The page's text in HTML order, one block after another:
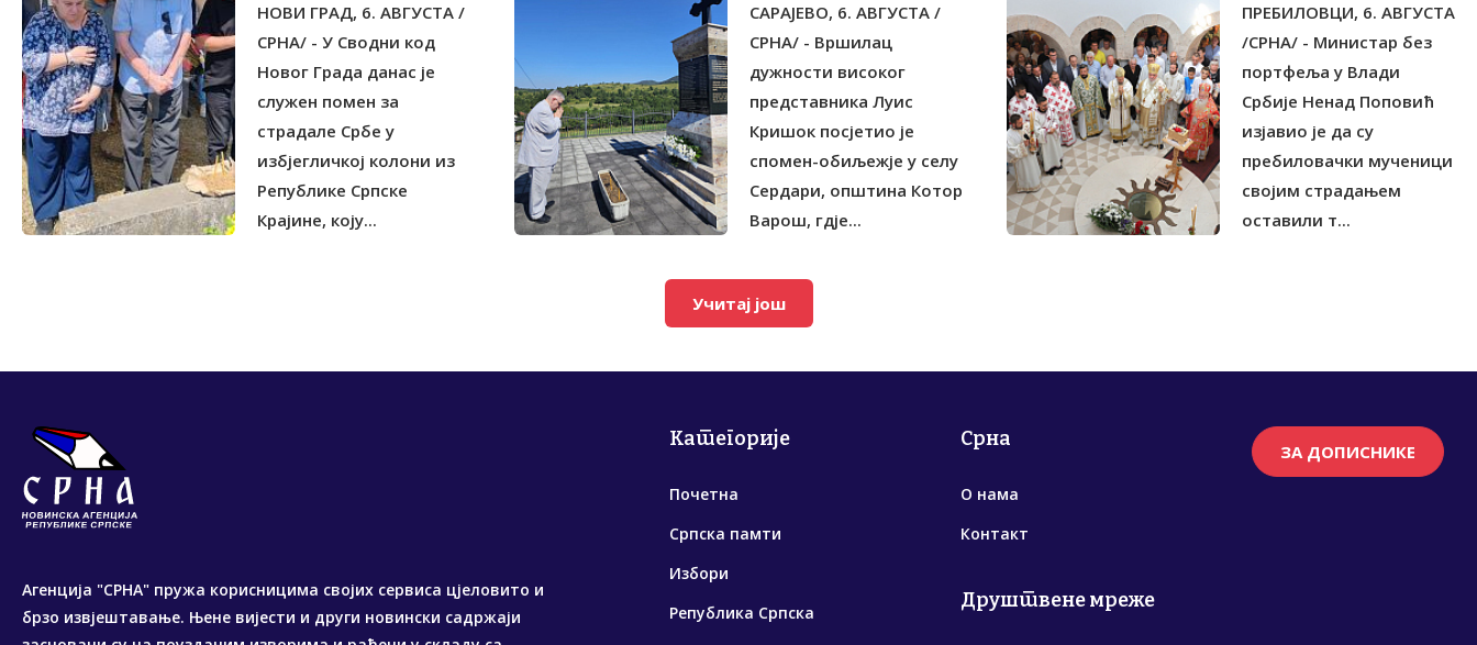
ИЗБЈЕГЛИЧКОЈ КОЛОНИ
1995.
НОВИ ГРАД, 6. АВГУСТА /
СРНА/ - У Сводни код
Новог Града данас је
служен помен за
страдале Србе у
избјегличкој колони из
Републике Српске
Крајине, коју...
ЦИВИЛИМА
САРАЈЕВО, 6. АВГУСТА /
СРНА/ - Вршилац
дужности високог
представника Луис
Кришок посјетио је
спомен-обиљежје у селу
Сердари, општина Котор
Варош, гдје...
НЕПОКОЛЕБЉИВОСТИ
ПРЕБИЛОВЦИ, 6. АВГУСТА
/СРНА/ - Министар без
портфеља у Влади
Србије Ненад Поповић
изјавио је да су
пребиловачки мученици
својим страдањем
оставили т...
Учитај још
Агенција "СРНА" пружа корисницима својих сервиса цјеловито и
брзо извјештавање. Њене вијести и други новински садржаји
Категорије
Почетна
Српска памти
Избори
Република Српска
Срна
О нама
Контакт
Друштвене мреже
ЗА ДОПИСНИКЕ